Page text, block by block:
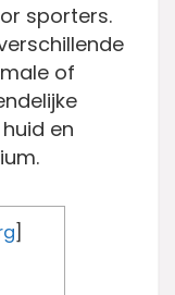
sporters.
of
en
]